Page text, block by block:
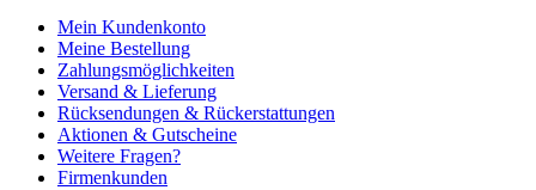
Mein Kundenkonto
Meine Bestellung
Zahlungsmöglichkeiten
Versand & Lieferung
Rücksendungen & Rückerstattungen
Aktionen & Gutscheine
Weitere Fragen?
Firmenkunden